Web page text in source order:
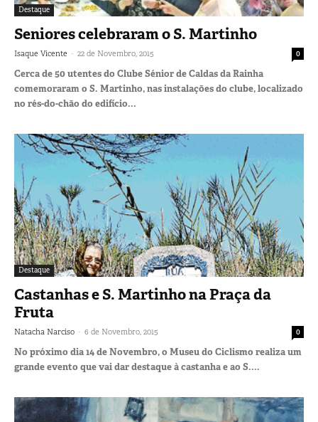
Destaque
Seniores celebraram o S. Martinho
Isaque Vicente - 22 de Novembro, 2015 0
Cerca de 50 utentes do Clube Sénior de Caldas da Rainha
comemoraram o S. Martinho, nas instalações do clube, localizado
no rés-do-chão do edifício...
Destaque
Castanhas e S. Martinho na Praça da
Fruta
Natacha Narciso - 6 de Novembro, 2015 0
No próximo dia 14 de Novembro, o Museu do Ciclismo realiza um
grande evento que vai dar destaque à castanha e ao S....